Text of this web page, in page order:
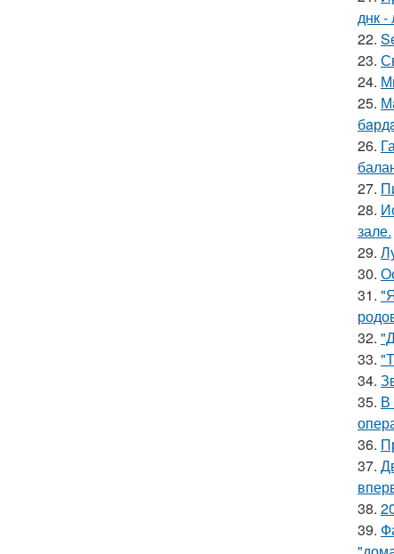
днк -
22.
23.
24.
25.
26.
27.
28.
зале.
29.
30.
31.
32.
33.
34.
35. В
36.
37.
38.
39.